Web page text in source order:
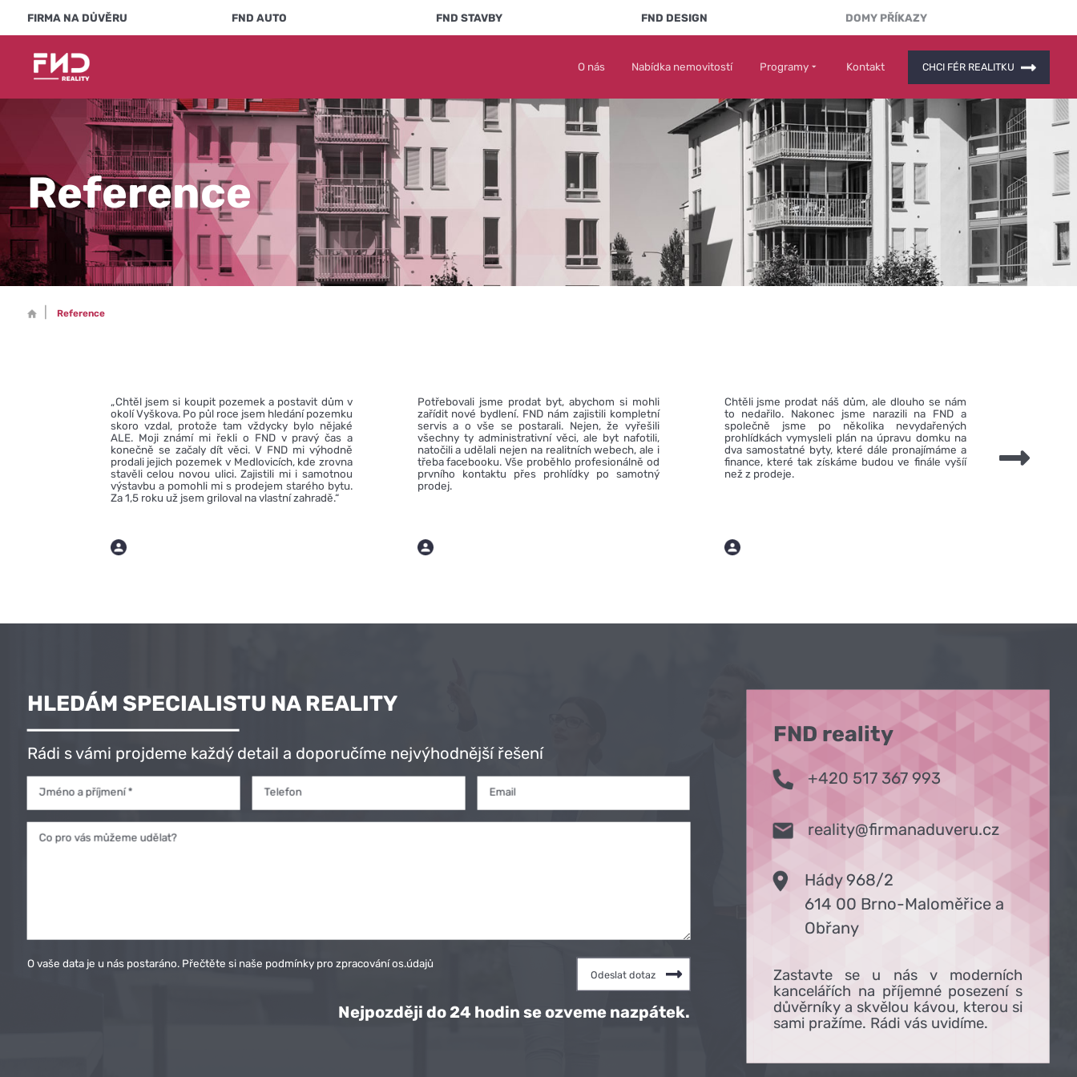
FIRMA NA DŮVĚRU FND AUTO FND STAVBY FND DESIGN DOMY PŘÍKAZY
O nás Nabídka nemovitostí Programy Kontakt CHCI FÉR REALITKU
Reference
Reference
„Chtěl jsem si koupit pozemek a postavit dům v
okolí Vyškova. Po půl roce jsem hledání pozemku
skoro vzdal, protože tam vždycky bylo nějaké
ALE. Moji známí mi řekli o FND v pravý čas a
konečně se začaly dít věci. V FND mi výhodně
prodali jejich pozemek v Medlovicích, kde zrovna
stavěli celou novou ulici. Zajistili mi i samotnou
výstavbu a pomohli mi s prodejem starého bytu.
Za 1,5 roku už jsem griloval na vlastní zahradě.“
Potřebovali jsme prodat byt, abychom si mohli
zařídit nové bydlení. FND nám zajistili kompletní
servis a o vše se postarali. Nejen, že vyřešili
všechny ty administrativní věci, ale byt nafotili,
natočili a udělali nejen na realitních webech, ale i
třeba facebooku. Vše proběhlo profesionálně od
prvního kontaktu přes prohlídky po samotný
prodej.
Chtěli jsme prodat náš dům, ale dlouho se nám
to nedařilo. Nakonec jsme narazili na FND a
společně jsme po několika nevydařených
prohlídkách vymysleli plán na úpravu domku na
dva samostatné byty, které dále pronajímáme a
finance, které tak získáme budou ve finále vyšíí
než z prodeje.
HLEDÁM SPECIALISTU NA REALITY
Rádi s vámi projdeme každý detail a doporučíme nejvýhodnější řešení
Jméno a příjmení * Telefon Email
Co pro vás můžeme udělat?
O vaše data je u nás postaráno. Přečtěte si naše podmínky pro zpracování os.údajů
Nejpozději do 24 hodin se ozveme nazpátek.
FND reality
+420 517 367 993
reality@firmanaduveru.cz
Hády 968/2
614 00 Brno-Maloměřice a
Obřany
Zastavte se u nás v moderních
kancelářích na příjemné posezení s
důvěrníky a skvělou kávou, kterou si
sami pražíme. Rádi vás uvidíme.